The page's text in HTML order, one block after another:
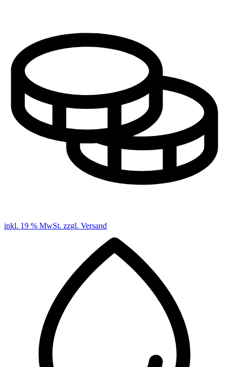
inkl. 19 % MwSt. zzgl. Versand